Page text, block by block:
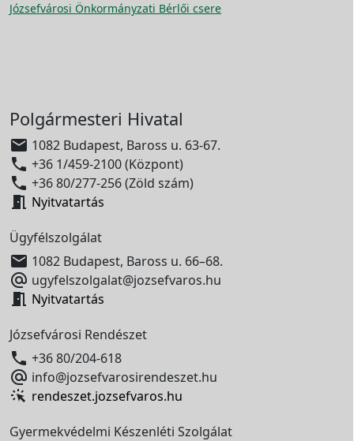
Józsefvárosi Önkormányzati Bérlői csere
Polgármesteri Hivatal
 1082 Budapest, Baross u. 63-67.
 +36 1/459-2100 (Központ)
 +36 80/277-256 (Zöld szám)
 Nyitvatartás
Ügyfélszolgálat
 1082 Budapest, Baross u. 66–68.
 ugyfelszolgalat@jozsefvaros.hu
 Nyitvatartás
Józsefvárosi Rendészet
 +36 80/204-618
 info@jozsefvarosirendeszet.hu
rendeszet.jozsefvaros.hu
Gyermekvédelmi Készenléti Szolgálat